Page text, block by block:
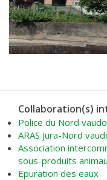
Collaboration(s)
Police du Nord
ARAS Jura-Nord
Association
sous-produits
Epuration des eaux